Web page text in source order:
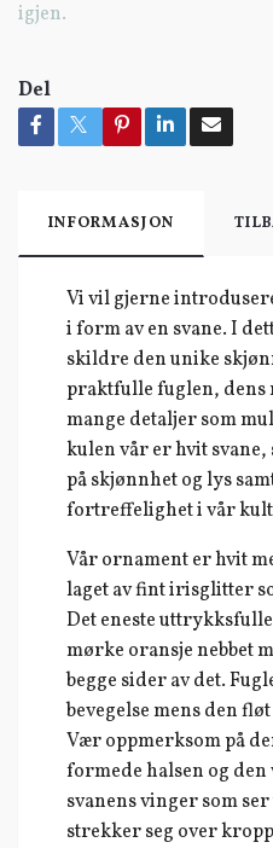
igjen.
Del
INFORMASJON
Vi vil gjerne
i form av en svane. I
skildre den unike
praktfulle fuglen, dens
mange detaljer som
kulen vår er hvit
på skjønnhet og lys
fortreffelighet i vår
Vår ornament er hvit
laget av fint irisglitter
Det eneste
mørke oransje nebbet
begge sider av det.
bevegelse mens den
Vær oppmerksom på
formede halsen og
svanens vinger som
strekker seg over